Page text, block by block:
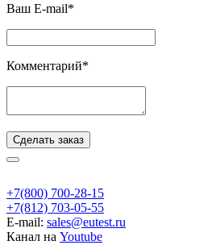
Ваш E-mail*
Комментарий*
Сделать заказ
+7(800) 700-28-15
+7(812) 703-05-55
E-mail: sales@eutest.ru
Канал на Youtube